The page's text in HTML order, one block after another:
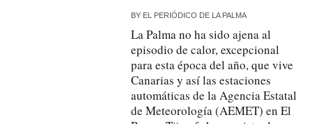
BY EL PERIÓDICO DE LA PALMA
La Palma no ha sido ajena al
episodio de calor, excepcional
para esta época del año, que vive
Canarias y así las estaciones
automáticas de la Agencia Estatal
de Meteorología (AEMET) en El